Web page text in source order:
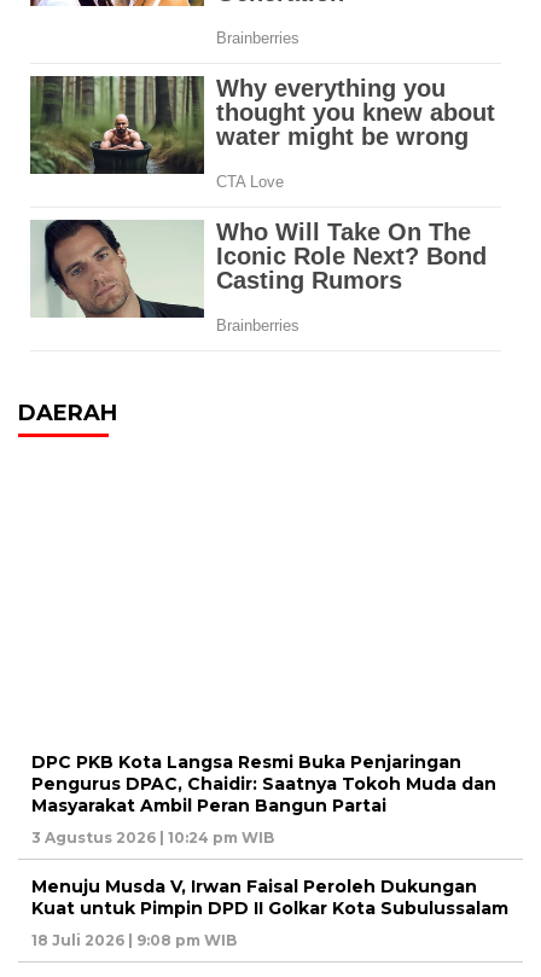
DAERAH
DPC PKB Kota Langsa Resmi Buka Penjaringan
Pengurus DPAC, Chaidir: Saatnya Tokoh Muda dan
Masyarakat Ambil Peran Bangun Partai
3 Agustus 2026 | 10:24 pm WIB
Menuju Musda V, Irwan Faisal Peroleh Dukungan
Kuat untuk Pimpin DPD II Golkar Kota Subulussalam
18 Juli 2026 | 9:08 pm WIB